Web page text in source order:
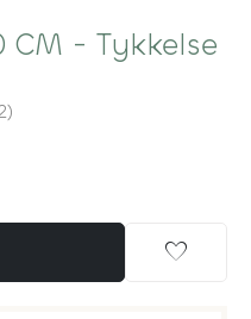
CM - Tykkelse
favorite